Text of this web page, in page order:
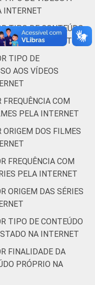
anos 5
anos
anos 6
anos
ou mais 2
SM 4
até 2
5
até 3
6
INTERNET
TIPO DE CONTEÚDO
PELA INTERNET
TIPO DE
AOS VÍDEOS
COM
PELA INTERNET
DOS FILMES
FREQUÊNCIA COM
PELA INTERNET
ORIGEM DAS SÉRIES
TIPO DE CONTEÚDO
NA INTERNET
FINALIDADE DA
PRÓPRIO NA